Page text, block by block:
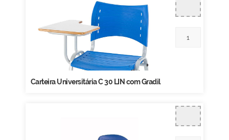
Carteira Universitária C 30 LIN com Gradil